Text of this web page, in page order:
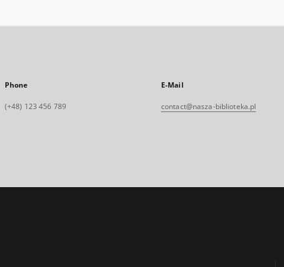
Phone
(+48) 123 456 789
E-Mail
contact@nasza-biblioteka.pl